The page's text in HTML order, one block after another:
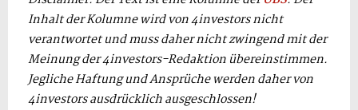
Inhalt der Kolumne wird von 4investors nicht
verantwortet und muss daher nicht zwingend mit der
Meinung der 4investors-Redaktion übereinstimmen.
Jegliche Haftung und Ansprüche werden daher von
4investors ausdrücklich ausgeschlossen!